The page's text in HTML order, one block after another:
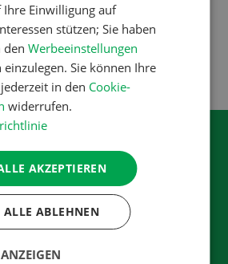
dann die
News aus der
Ihre Einwilligung auf
stützen; Sie haben
denWerbeeinstellungen
Sie können Ihre
in den Cookie-
widerrufen.
AKZEPTIEREN
ALLE ABLEHNEN